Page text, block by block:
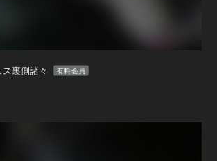
裏側諸々 有料会員